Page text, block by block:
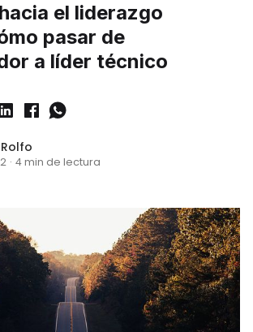
el liderazgo
pasar de
a líder técnico
· 4 min de lectura